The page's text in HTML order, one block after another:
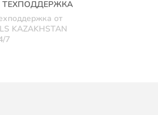
ТЕХПОДДЕРЖКА
от
KAZAKHSTAN
7